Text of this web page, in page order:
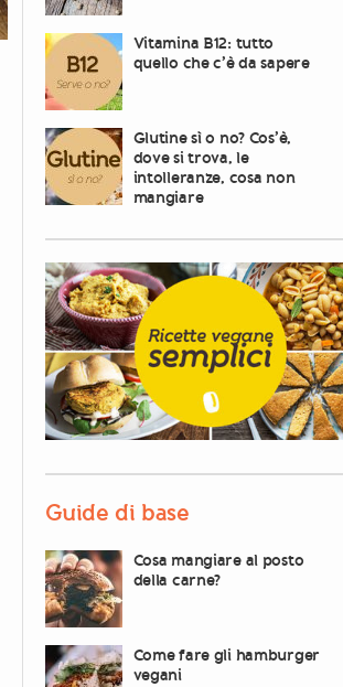
Vitamina B12: tutto
quello che c’è da sapere
Glutine sì o no? Cos’è,
dove si trova, le
intolleranze, cosa non
mangiare
Guide di base
Cosa mangiare al posto
della carne?
Come fare gli hamburger
vegani